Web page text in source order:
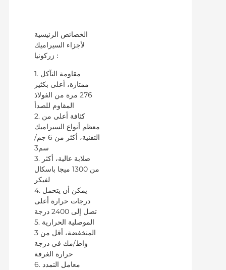
الخصائص الرئيسية
لأجزاء السيراميك
:
1. مقاومة التآكل
ممتازة، أعلى بكثير
276 مرة من الفولاذ
2. كثافة أعلى من
معظم أنواع السيراميك
التقنية، أكثر من 6 جم/
3. صلابة عالية، أكثر
من 1300 ميجا باسكال
4. يمكن أن يتحمل
درجات حرارة أعلى
تصل إلى 2400 درجة
5. الموصلية الحرارية
المنخفضة، أقل من 3
واط/مك في درجة
6. معامل التمدد